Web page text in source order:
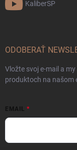
KaliberSP
ODOBERAŤ
Vložte svoj e-mail a
produktoch na našom
EMAIL